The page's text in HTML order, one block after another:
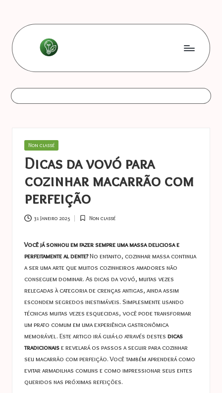
content
L
e
s
o
n
n
e
s
a
s
t
u
c
e
s
astuces
Posted
Non classé
Dicas da vovó para
cozinhar macarrão com
perfeição
31 Janeiro 2025
Posted
Non classé
Você já sonhou em fazer sempre uma massa deliciosa e
perfeitamente al dente?No entanto, cozinhar massa continua
a ser uma arte que muitos cozinheiros amadores não
conseguem dominar. As dicas da vovó, muitas vezes
relegadas à categoria de crenças antigas, ainda assim
escondem segredos inestimáveis. Simplesmente usando
técnicas muitas vezes esquecidas, você pode transformar
um prato comum em uma experiência gastronômica
memorável. Este artigo irá guiá-lo através destes dicas
tradicionaise revelará os passos a seguir para cozinhar
seu macarrão com perfeição. Você também aprenderá como
evitar armadilhas comuns e como impressionar seus entes
queridos nas próximas refeições.